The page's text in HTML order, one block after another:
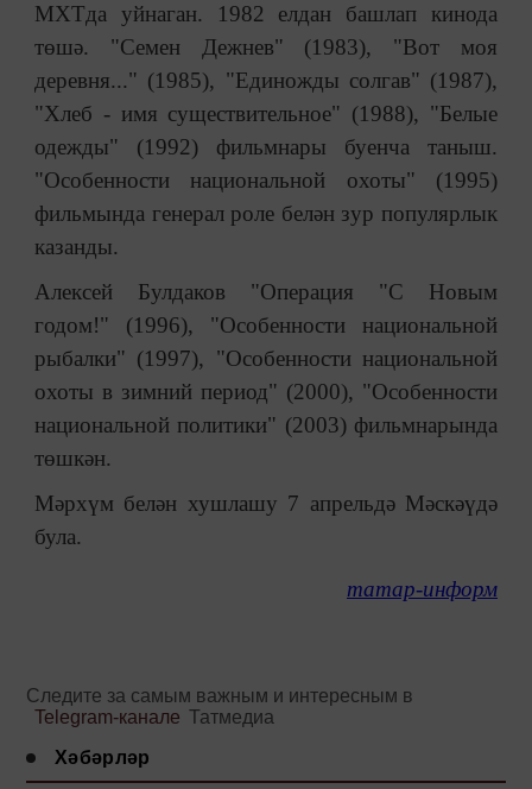
МХТда уйнаган. 1982 елдан башлап кинода
төшә. "Семен Дежнев" (1983), "Вот моя
деревня..." (1985), "Единожды солгав" (1987),
"Хлеб - имя существительное" (1988), "Белые
одежды" (1992) фильмнары буенча таныш.
"Особенности национальной охоты" (1995)
фильмында генерал роле белән зур популярлык
казанды.
Алексей Булдаков "Операция "С Новым
годом!" (1996), "Особенности национальной
рыбалки" (1997), "Особенности национальной
охоты в зимний период" (2000), "Особенности
национальной политики" (2003) фильмнарында
төшкән.
Мәрхүм белән хушлашу 7 апрельдә Мәскәүдә
була.
татар-информ
Следите за самым важным и интересным в
Telegram-канале Татмедиа
Хәбәрләр